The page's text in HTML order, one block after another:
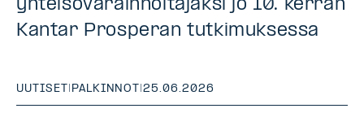
yhteisövarainhoitajaksi jo 10. kerran
Kantar Prosperan tutkimuksessa
UUTISET | PALKINNOT |25.06.2026